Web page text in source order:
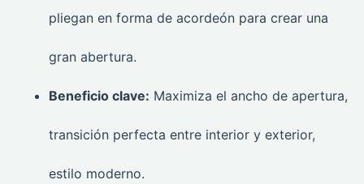
pliegan en forma de acordeón para crear una
gran abertura.
Beneficio clave: Maximiza el ancho de apertura,
transición perfecta entre interior y exterior,
estilo moderno.